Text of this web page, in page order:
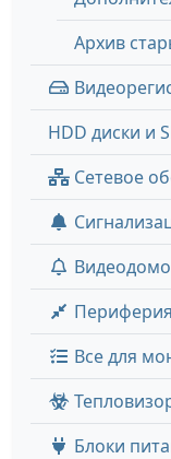
Архив
HDD диски и
Сетевое
Периферия
Все для
Блоки